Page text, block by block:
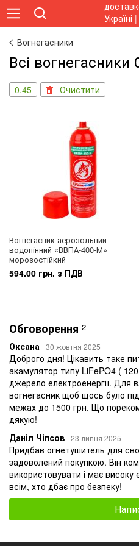
Вогнегасники
Всі вогнегасники
0.45 Очистити
Вогнегасник аерозольний
водопінний «ВВПА-400-М»
морозостійкий
594.00 грн. з ПДВ
Обговорення 2
Оксана 30 жовтня 2025
Доброго дня! Цікавить таке
акамулятор типу LiFePO4 (
джерело електроенергії. Для
вогнегасник щоб щось було
межах до 1500 грн. Що
дякую!
Даніл Чіпсов 23 липня 2025
Придбав огнетушитель для
задоволений покупкою. Він
використовувати і має
всім, хто дбає про безпеку!